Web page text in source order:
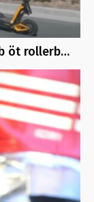
öt rollerb…